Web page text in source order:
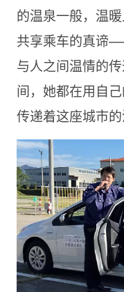
的温泉一般，温
共享乘车的真谛
与人之间温情的
间，她都在用自
传递着这座城市的